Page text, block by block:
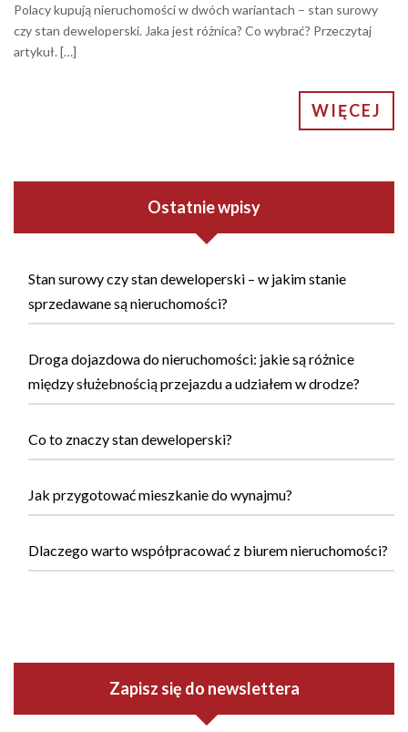
Polacy kupują nieruchomości w dwóch wariantach – stan surowy
czy stan deweloperski. Jaka jest różnica? Co wybrać? Przeczytaj
artykuł. […]
WIĘCEJ
Ostatnie wpisy
Stan surowy czy stan deweloperski – w jakim stanie
sprzedawane są nieruchomości?
Droga dojazdowa do nieruchomości: jakie są różnice
między służebnością przejazdu a udziałem w drodze?
Co to znaczy stan deweloperski?
Jak przygotować mieszkanie do wynajmu?
Dlaczego warto współpracować z biurem nieruchomości?
Zapisz się do newslettera